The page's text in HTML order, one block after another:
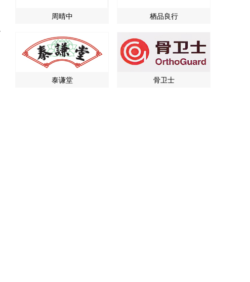
周晴中 栖品良行
泰谦堂 骨卫士